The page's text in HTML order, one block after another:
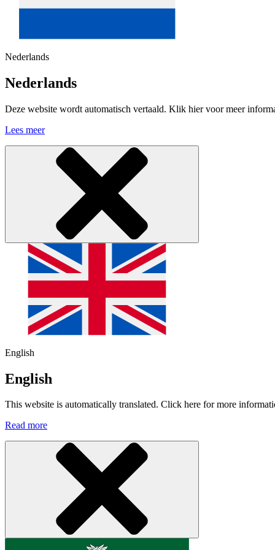
Nederlands
Nederlands
Deze website wordt automatisch vertaald. Klik hier voor meer
Lees meer
English
English
This website is automatically translated. Click here for more
Read more